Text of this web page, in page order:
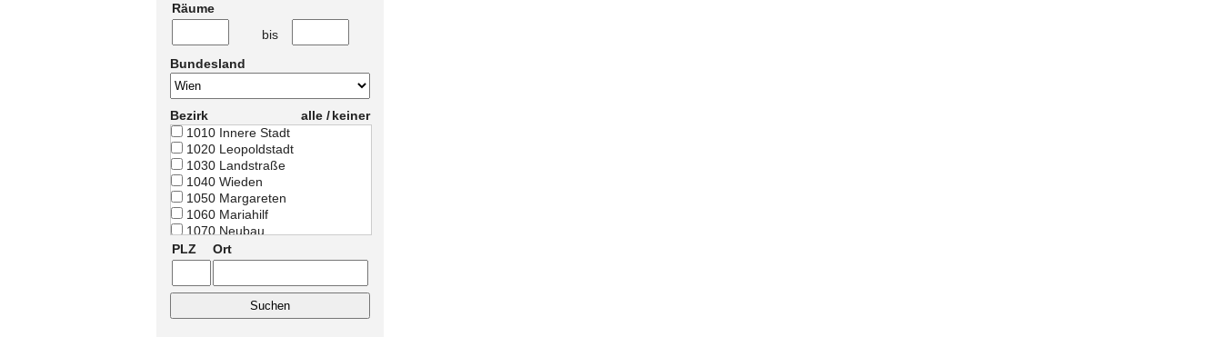
Räume
bis
Bundesland
Bezirk alle /keiner
1010 Innere Stadt
1020 Leopoldstadt
1030 Landstraße
1040 Wieden
1050 Margareten
1060 Mariahilf
1070 Neubau
1080 Josefstadt
1090 Alsergrund
1110 Simmering
1120 Meidling
PLZ Ort